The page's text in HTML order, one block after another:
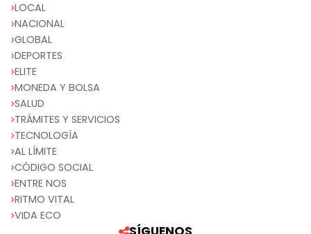
LOCAL
NACIONAL
GLOBAL
DEPORTES
ELITE
MONEDA Y BOLSA
SALUD
TRÁMITES Y SERVICIOS
TECNOLOGÍA
AL LÍMITE
CÓDIGO SOCIAL
ENTRE NOS
RITMO VITAL
VIDA ECO